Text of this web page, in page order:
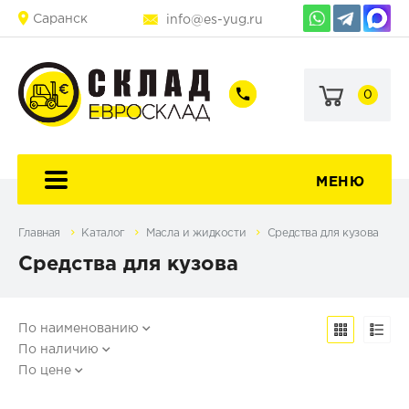
Саранск info@es-yug.ru
+7
60-
+7
69-
0
МЕНЮ
Главная Каталог Масла и жидкости Средства для кузова
Средства для кузова
По наименованию
По наличию
По цене